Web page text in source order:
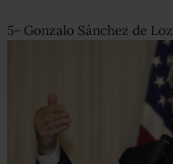
5- Gonzalo Sánchez de